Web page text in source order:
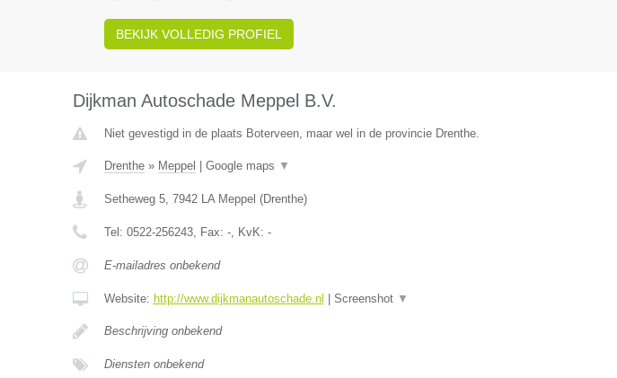
BEKIJK VOLLEDIG PROFIEL
Dijkman Autoschade Meppel B.V.
Niet gevestigd in de plaats Boterveen, maar wel in de provincie Drenthe.
Drenthe» Meppel Google maps ▼
Setheweg 5, 7942 LA Meppel (Drenthe)
Tel: 0522-256243, Fax: -, KvK: -
E-mailadres onbekend
Website: http://www.dijkmanautoschade.nl Screenshot ▼
Beschrijving onbekend
Diensten onbekend